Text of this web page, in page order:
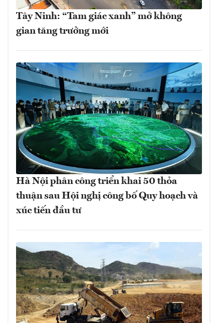
Tây Ninh: “Tam giác xanh” mở không
gian tăng trưởng mới
Hà Nội phân công triển khai 50 thỏa
thuận sau Hội nghị công bố Quy hoạch và
xúc tiến đầu tư